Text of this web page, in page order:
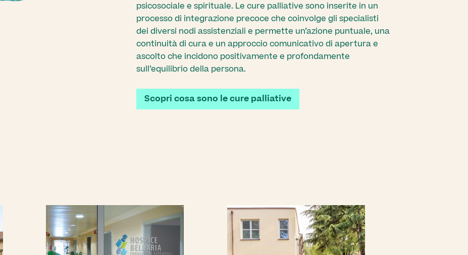
psicosociale e spirituale. Le cure palliative sono inserite in un
processo di integrazione precoce che coinvolge gli specialisti
dei diversi nodi assistenziali e permette un’azione puntuale, una
continuità di cura e un approccio comunicativo di apertura e
ascolto che incidono positivamente e profondamente
sull’equilibrio della persona.
Scopri cosa sono le cure palliative